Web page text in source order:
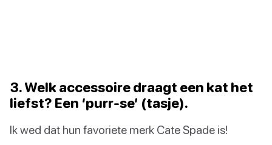
3. Welk accessoire draagt een kat het
liefst? Een ‘purr-se’ (tasje).
Ik wed dat hun favoriete merk Cate Spade is!